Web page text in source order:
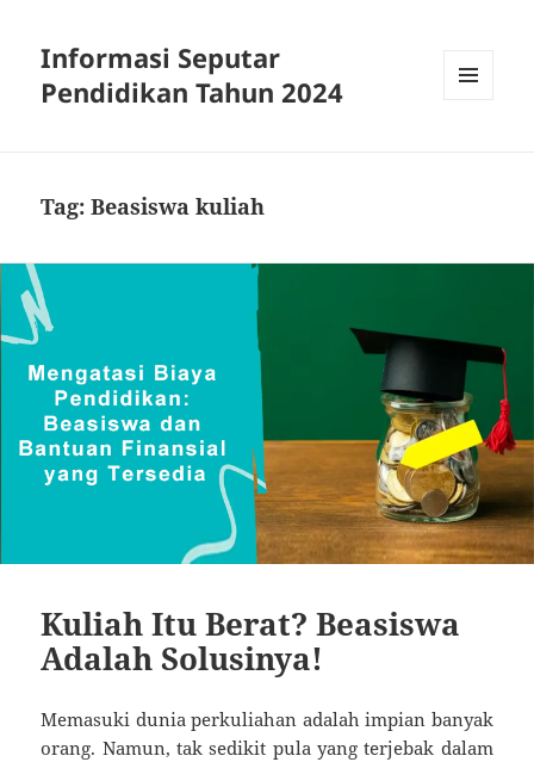
Informasi Seputar
Pendidikan Tahun 2024
Tag:Beasiswa kuliah
Kuliah Itu Berat? Beasiswa
Adalah Solusinya!
Memasuki dunia perkuliahan adalah impian banyak
orang. Namun, tak sedikit pula yang terjebak dalam